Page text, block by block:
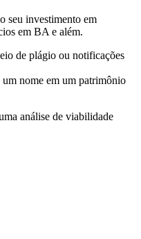
seu investimento em
em BA e além.
de plágio ou notificações
nome em um patrimônio
análise de viabilidade